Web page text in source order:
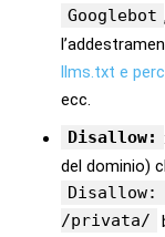
Googlebot
llms.txt e
ecc.
Disallow:
del dominio)
/privata/